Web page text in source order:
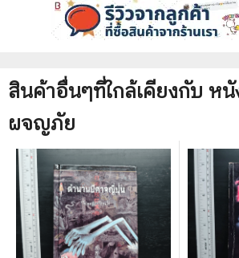
สินค้าอื่นๆที่ใกล้เคียงกับ หนั
ผจญภัย